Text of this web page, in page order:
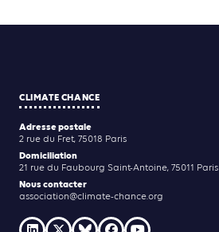
CLIMATE CHANCE
Adresse postale
2 rue du Fret, 75018 Paris
Domiciliation
21 rue du Faubourg Saint-Antoine, 75011 Paris
Nous contacter
association@climate-chance.org